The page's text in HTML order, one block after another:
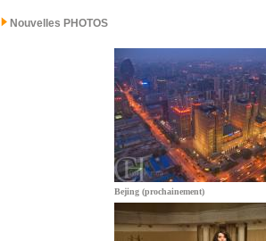
Nouvelles PHOTOS
Bejing (prochainement)